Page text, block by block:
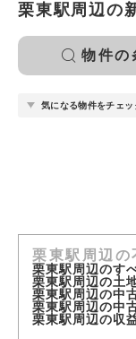
栗東駅周辺の
物件の
気になる物件をチェッ
栗東駅周辺の
栗東駅周辺のす
栗東駅周辺の土
栗東駅周辺の中
栗東駅周辺の中
栗東駅周辺の収